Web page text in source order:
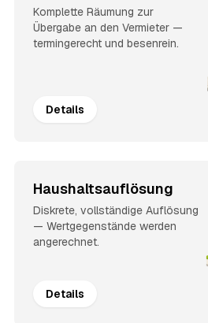
Komplette Räumung zur
Übergabe an den Vermieter —
termingerecht und besenrein.
Details
Haushaltsauflösung
Diskrete, vollständige Auflösung
— Wertgegenstände werden
angerechnet.
Details